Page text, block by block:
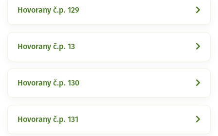
Hovorany č.p. 129
Hovorany č.p. 13
Hovorany č.p. 130
Hovorany č.p. 131